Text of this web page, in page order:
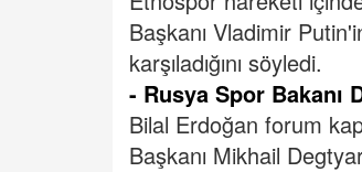
Başkanı Vladimir
karşıladığını söyledi.
- Rusya Spor Bakanı
Bilal Erdoğan forum
Başkanı Mikhail